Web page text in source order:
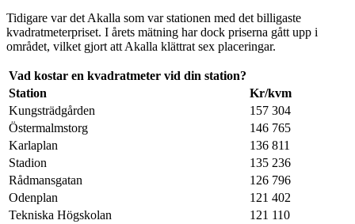
Tidigare var det Akalla som var stationen med det billigaste
kvadratmeterpriset. I årets mätning har dock priserna gått upp i
området, vilket gjort att Akalla klättrat sex placeringar.
Vad kostar en kvadratmeter vid din station?
Station
Kr/kvm
Kungsträdgården
157 304
Östermalmstorg
146 765
Karlaplan
136 811
Stadion
135 236
Rådmansgatan
126 796
Odenplan
121 402
Tekniska Högskolan
121 110